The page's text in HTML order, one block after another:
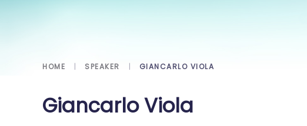
HOME SPEAKER GIANCARLO VIOLA
Giancarlo Viola